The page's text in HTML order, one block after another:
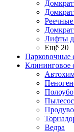
Лифты
Ещё 20
Парковочные
Клининговое
Ведра